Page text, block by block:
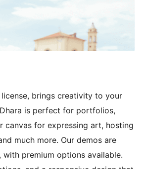
license, brings creativity to your
is perfect for portfolios,
canvas for expressing art, hosting
much more. Our demos are
with premium options available.